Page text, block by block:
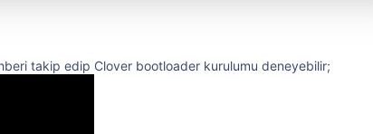
takip edip Clover bootloader kurulumu deneyebilir;